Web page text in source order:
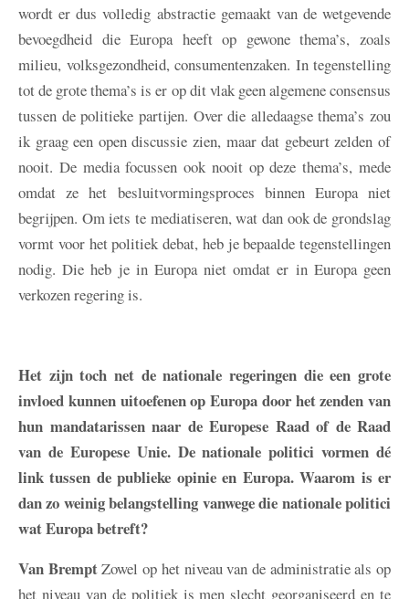
wordt er dus volledig abstractie gemaakt van de wetgevende
bevoegdheid die Europa heeft op gewone thema’s, zoals
milieu, volksgezondheid, consumentenzaken. In tegenstelling
tot de grote thema’s is er op dit vlak geen algemene consensus
tussen de politieke partijen. Over die alledaagse thema’s zou
ik graag een open discussie zien, maar dat gebeurt zelden of
nooit. De media focussen ook nooit op deze thema’s, mede
omdat ze het besluitvormingsproces binnen Europa niet
begrijpen. Om iets te mediatiseren, wat dan ook de grondslag
vormt voor het politiek debat, heb je bepaalde tegenstellingen
nodig. Die heb je in Europa niet omdat er in Europa geen
verkozen regering is.
Het zijn toch net de nationale regeringen die een grote
invloed kunnen uitoefenen op Europa door het zenden van
hun mandatarissen naar de Europese Raad of de Raad
van de Europese Unie. De nationale politici vormen dé
link tussen de publieke opinie en Europa. Waarom is er
dan zo weinig belangstelling vanwege die nationale politici
wat Europa betreft?
Van BremptZowel op het niveau van de administratie als op
het niveau van de politiek is men slecht georganiseerd en te